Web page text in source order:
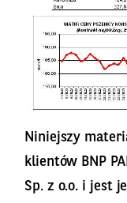
Niniejszy
klientów BNP
Sp. z o.o. i jest